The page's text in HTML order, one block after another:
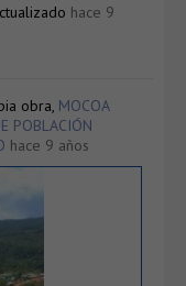
hace 9
obra, MOCOA
POBLACIÓN
hace 9 años